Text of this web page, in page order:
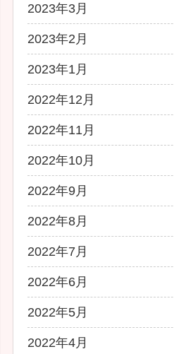
2023年3月
2023年2月
2023年1月
2022年12月
2022年11月
2022年10月
2022年9月
2022年8月
2022年7月
2022年6月
2022年5月
2022年4月